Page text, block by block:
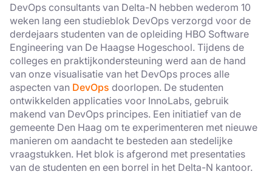
DevOps consultants van Delta-N hebben wederom 10
weken lang een studieblok DevOps verzorgd voor de
derdejaars studenten van de opleiding HBO Software
Engineering van De Haagse Hogeschool. Tijdens de
colleges en praktijkondersteuning werd aan de hand
van onze visualisatie van het DevOps proces alle
aspecten van DevOps doorlopen. De studenten
ontwikkelden applicaties voor InnoLabs, gebruik
makend van DevOps principes. Een initiatief van de
gemeente Den Haag om te experimenteren met nieuwe
manieren om aandacht te besteden aan stedelijke
vraagstukken. Het blok is afgerond met presentaties
van de studenten en een borrel in het Delta-N kantoor.